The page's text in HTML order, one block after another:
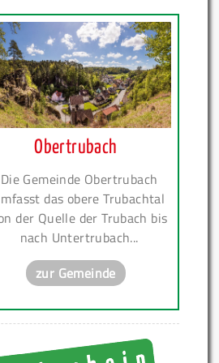
Obertrubach
Die Gemeinde Obertrubach
das obere Trubachtal
der Quelle der Trubach bis
nach Untertrubach...
zur Gemeinde